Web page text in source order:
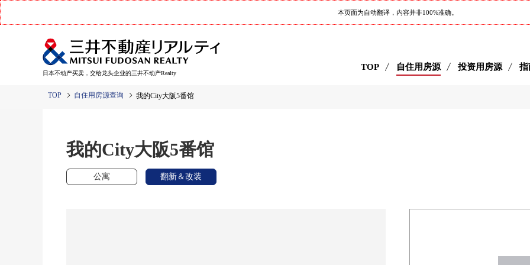
本页面为自动翻译，内容并非100%准确。
日本不动产买卖，交给龙头企业的三井不动产Realty
TOP 自住用房源 投资用房源 指
TOP 自住用房源查询 我的City大阪5番馆
我的City大阪5番馆
公寓 翻新＆改装